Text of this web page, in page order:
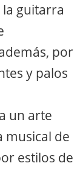
guitarra
por
y palos
un arte
musical de
estilos de